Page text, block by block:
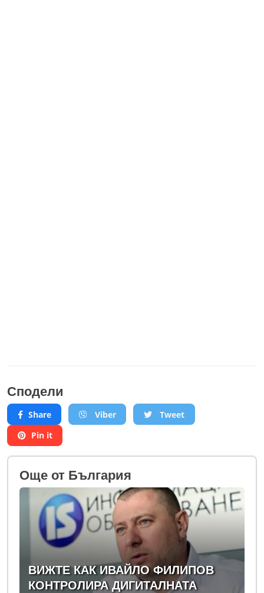
Сподели
Share Viber
Tweet
Pin it
Oще от България
ВИЖТЕ КАК ИВАЙЛО ФИЛИПОВ
КОНТРОЛИРА ДИГИТАЛНАТА